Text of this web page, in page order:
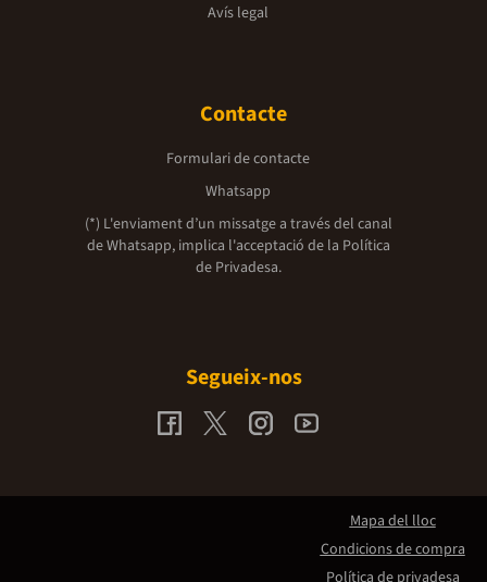
Avís legal
Contacte
Formulari de contacte
Whatsapp
(*) L'enviament d’un missatge a través del canal
de Whatsapp, implica l'acceptació de la Política
de Privadesa.
Segueix-nos
Mapa del lloc
Condicions de compra